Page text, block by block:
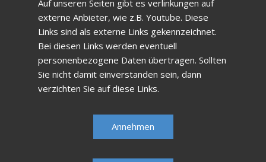
26.11.2025
Cinemas, Paceville
Cinema no. 8,
Valetta, Malta
28.-30.11.2025
111Triq-il Viktoria,
Auf unseren Seiten gibt es verlinkungen auf
externe Anbieter, wie z.B. Youtube. Diese
Links sind als externe Links gekennzeichnet.
Bei diesen Links werden eventuell
personenbezogene Daten übertragen. Sollten
Sie nicht damit einverstanden sein, dann
verzichten Sie auf diese Links.
Annehmen